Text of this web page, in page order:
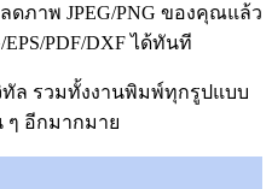
ภาพ JPEG/PNG ของคุณแล้ว
PDF/DXF ได้ทันที
ทัล รวมทั้งงานพิมพ์ทุกรูปแบบ
ๆ อีกมากมาย